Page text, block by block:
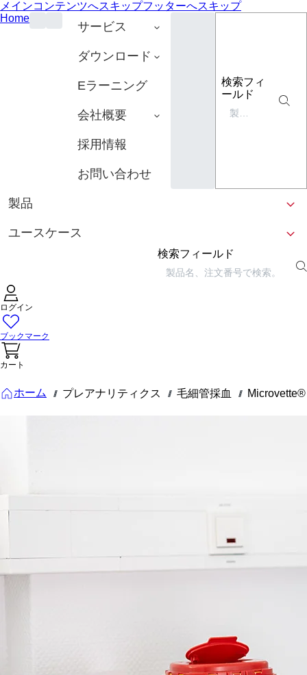
メインコンテンツへスキップフッターへスキップ
Home
サービス
ダウンロード
Eラーニング
会社概要
採用情報
お問い合わせ
検索フィ
ールド
製品
ユースケース
検索フィールド
ログイン
ブックマーク
カート
ホーム /// プレアナリティクス /// 毛細管採血 /// Microvette®